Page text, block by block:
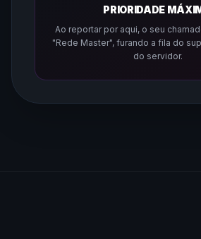
PRIORIDADE
Ao reportar por aqui, o seu
"Rede Master", furando a fila do
do servidor.